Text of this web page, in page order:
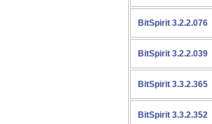
BitSpirit 3.2.2.076
BitSpirit 3.2.2.039
BitSpirit 3.3.2.365
BitSpirit 3.3.2.352